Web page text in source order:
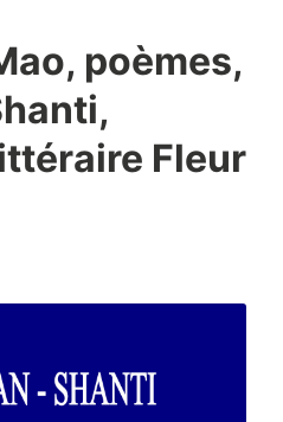
poèmes,
Fleur